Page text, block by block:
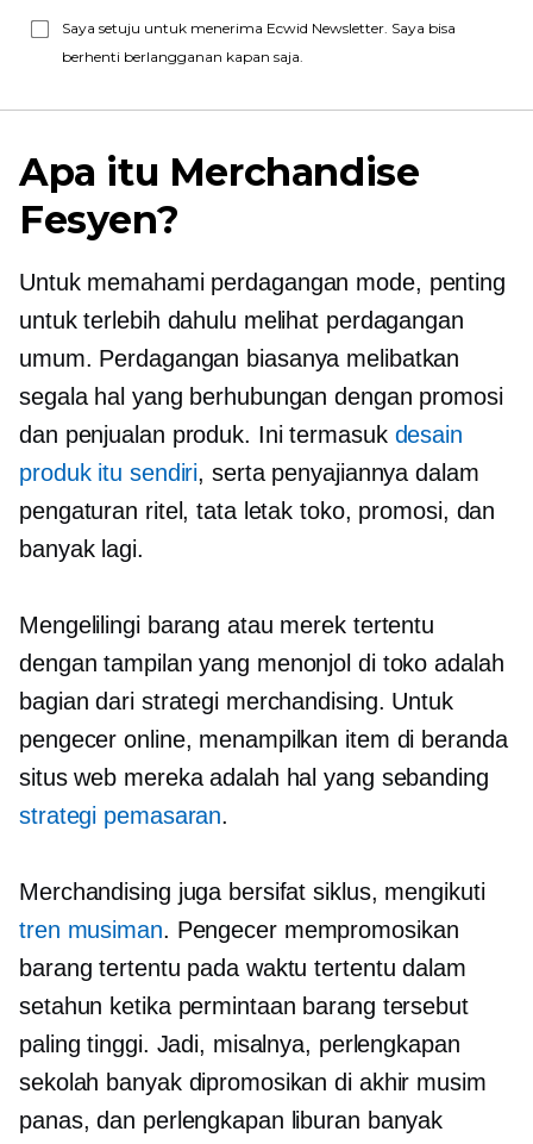
Saya setuju untuk menerima Ecwid Newsletter. Saya bisa
berhenti berlangganan kapan saja.
Apa itu Merchandise
Fesyen?
Untuk memahami perdagangan mode, penting
untuk terlebih dahulu melihat perdagangan
umum. Perdagangan biasanya melibatkan
segala hal yang berhubungan dengan promosi
dan penjualan produk. Ini termasuk desain
produk itu sendiri, serta penyajiannya dalam
pengaturan ritel, tata letak toko, promosi, dan
banyak lagi.
Mengelilingi barang atau merek tertentu
dengan tampilan yang menonjol di toko adalah
bagian dari strategi merchandising. Untuk
pengecer online, menampilkan item di beranda
situs web mereka adalah hal yang sebanding
strategi pemasaran.
Merchandising juga bersifat siklus, mengikuti
tren musiman. Pengecer mempromosikan
barang tertentu pada waktu tertentu dalam
setahun ketika permintaan barang tersebut
paling tinggi. Jadi, misalnya, perlengkapan
sekolah banyak dipromosikan di akhir musim
panas, dan perlengkapan liburan banyak